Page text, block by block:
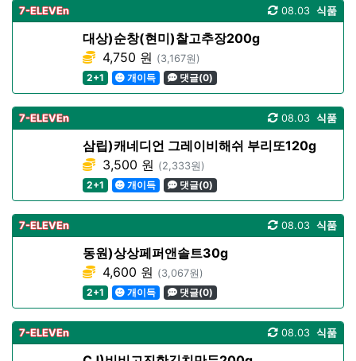
7-ELEVEn 식품
08.03
대상)순창(현미)찰고추장200g
4,750 원 (3,167원)
2+1
개이득 댓글(0)
7-ELEVEn 식품
08.03
삼립)캐네디언 그레이비해쉬 부리또120g
3,500 원 (2,333원)
2+1
개이득 댓글(0)
7-ELEVEn 식품
08.03
동원)상상페퍼앤솔트30g
4,600 원 (3,067원)
2+1
개이득 댓글(0)
7-ELEVEn 식품
08.03